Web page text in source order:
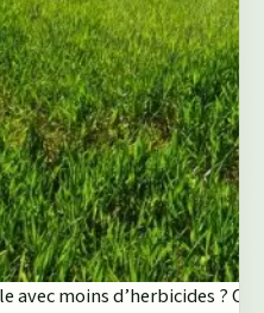
moins d’herbicides ?